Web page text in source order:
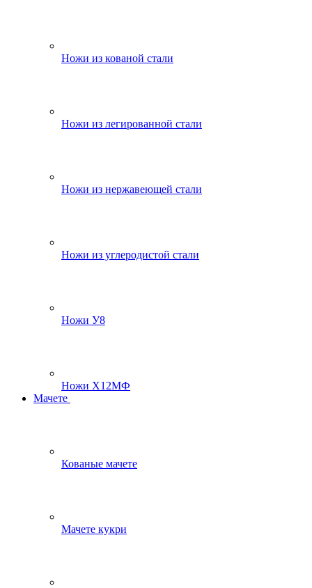
Ножи из кованой стали
Ножи из легированной стали
Ножи из нержавеющей стали
Ножи из углеродистой стали
Ножи У8
Ножи Х12МФ
Мачете
Кованые мачете
Мачете кукри